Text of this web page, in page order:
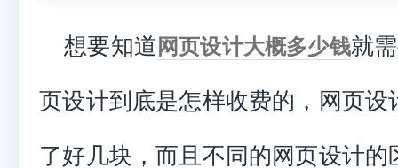
想要知道 网页设计大概多少钱就
页设计到底是怎样收费的，网页设
了好几块，而且不同的网页设计的